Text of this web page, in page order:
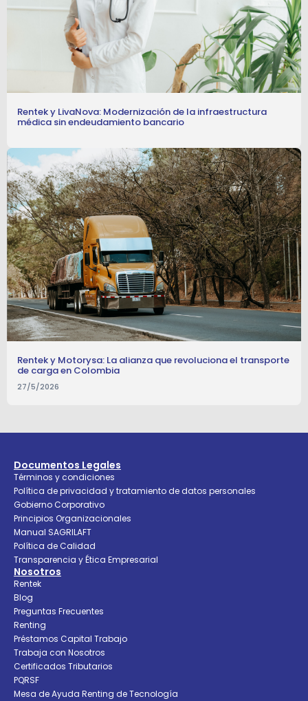
Rentek y LivaNova: Modernización de la infraestructura
médica sin endeudamiento bancario
Rentek y Motorysa: La alianza que revoluciona el transporte
de carga en Colombia
27/5/2026
Documentos Legales
Términos y condiciones
Política de privacidad y tratamiento de datos personales
Gobierno Corporativo
Principios Organizacionales
Manual SAGRILAFT
Política de Calidad
Transparencia y Ética Empresarial
Nosotros
Rentek
Blog
Preguntas Frecuentes
Renting
Préstamos Capital Trabajo
Trabaja con Nosotros
Certificados Tributarios
PQRSF
Mesa de Ayuda Renting de Tecnología